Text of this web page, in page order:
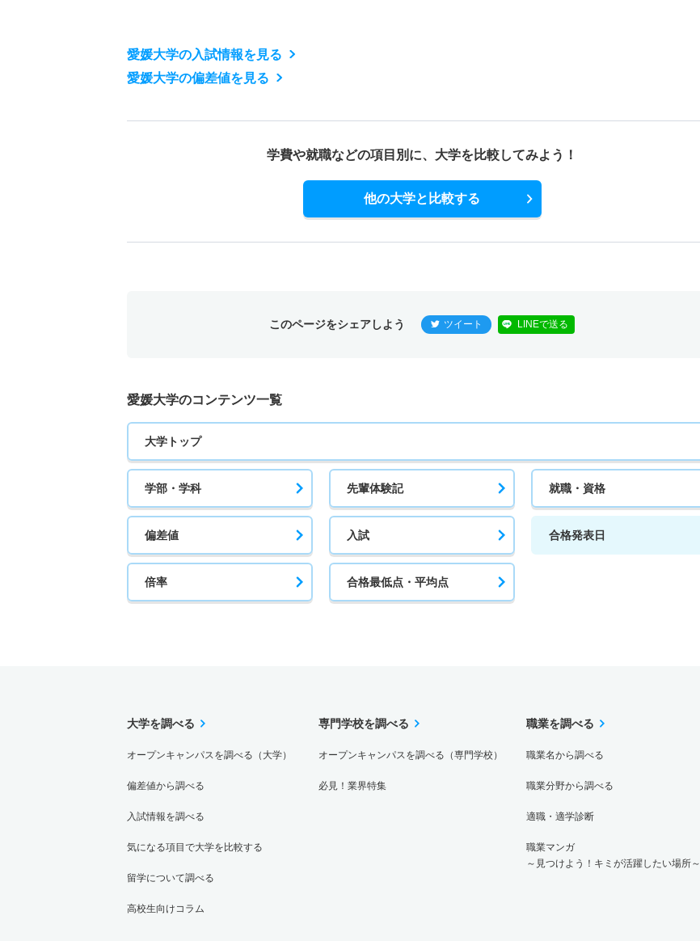
愛媛大学の入試情報を見る
愛媛大学の偏差値を見る
学費や就職などの項目別に、 大学を比較してみよう！
他の大学と比較する
このページをシェアしよう ツイート LINEで送る
愛媛大学のコンテンツ一覧
大学トップ
学部・学科 先輩体験記 就職・資格
偏差値 入試 合格発表日
倍率 合格最低点・平均点
大学を調べる
オープンキャンパスを調べる（大学）
偏差値から調べる
入試情報を調べる
気になる項目で大学を比較する
留学について調べる
高校生向けコラム
専門学校を調べる
オープンキャンパスを調べる（専門学校）
必見！業界特集
職業を調べる
職業名から調べる
職業分野から調べる
適職・適学診断
職業マンガ
～見つけよう！キミが活躍したい場所～